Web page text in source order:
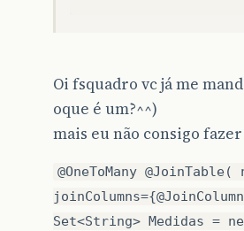
Oi fsquadro vc já me
oque é um?^^)
mais eu não consigo
@OneToMany
Set<String> Medidas =